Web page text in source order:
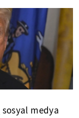
sosyal medya